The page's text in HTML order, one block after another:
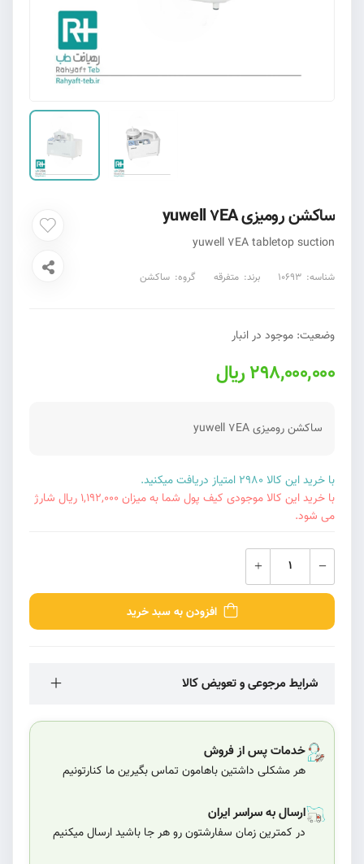
ساکشن رومیزی yuwell 7EA
yuwell 7EA tabletop suction
شناسه: 10693 برند: متفرقه گروه: ساکشن
وضعیت: موجود در انبار
298,000,000 ریال
ساکشن رومیزی yuwell 7EA
با خرید این کالا 2980 امتیاز دریافت میکنید.
با خرید این کالا موجودی کیف پول شما به میزان 1,192,000 ریال شارژ
می شود.
افزودن به سبد خرید
شرایط مرجوعی و تعویض کالا
خدمات پس از فروش
هر مشکلی داشتین باهامون تماس بگیرین ما کنارتونیم
ارسال به سراسر ایران
در کمترین زمان سفارشتون رو هر جا باشید ارسال میکنیم